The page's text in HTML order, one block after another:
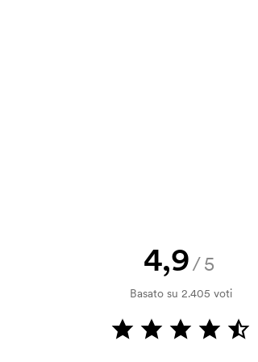
personalizzazione. Il costo iniziale
Questo costo si applica anche se
4,9/5
Basato su 2.405 voti